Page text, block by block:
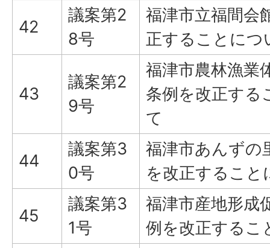
42
議案第2
8号
福津市立福間会
正することにつ
43
議案第2
9号
福津市農林漁業
条例を改正する
て
44
議案第3
0号
福津市あんずの
を改正すること
45
議案第3
1号
福津市産地形成
例を改正するこ